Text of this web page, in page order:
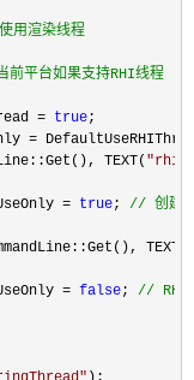
用渲染线程
前平台如果支持RHI线程
= true;
=
TEXT( "
= true; // 创建
TEXT(
= false; // RHI